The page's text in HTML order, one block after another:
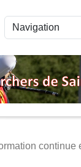
continue
cookies